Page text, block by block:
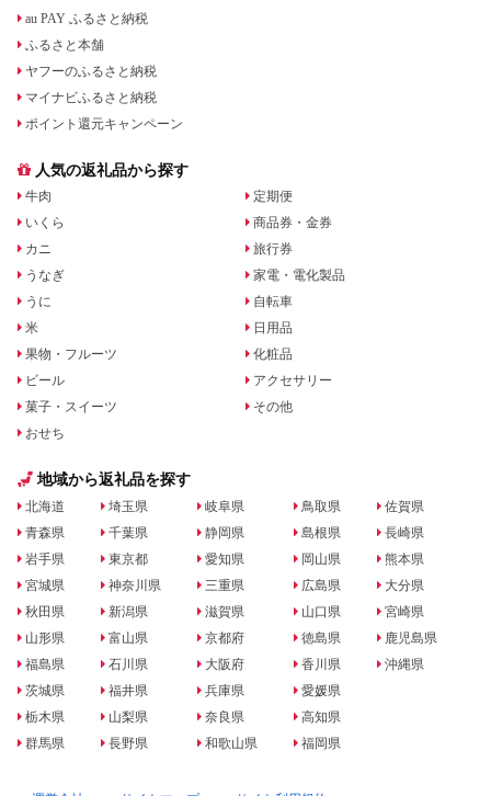
au PAY ふるさと納税
ふるさと本舗
ヤフーのふるさと納税
マイナビふるさと納税
ポイント還元キャンペーン
人気の返礼品から探す
牛肉
いくら
カニ
うなぎ
うに
米
果物・フルーツ
ビール
菓子・スイーツ
おせち
定期便
商品券・金券
旅行券
家電・電化製品
自転車
日用品
化粧品
アクセサリー
その他
地域から返礼品を探す
北海道
青森県
岩手県
宮城県
秋田県
山形県
福島県
茨城県
栃木県
群馬県
埼玉県
千葉県
東京都
神奈川県
新潟県
富山県
石川県
福井県
山梨県
長野県
岐阜県
静岡県
愛知県
三重県
滋賀県
京都府
大阪府
兵庫県
奈良県
和歌山県
鳥取県
島根県
岡山県
広島県
山口県
徳島県
香川県
愛媛県
高知県
福岡県
佐賀県
長崎県
熊本県
大分県
宮崎県
鹿児島県
沖縄県